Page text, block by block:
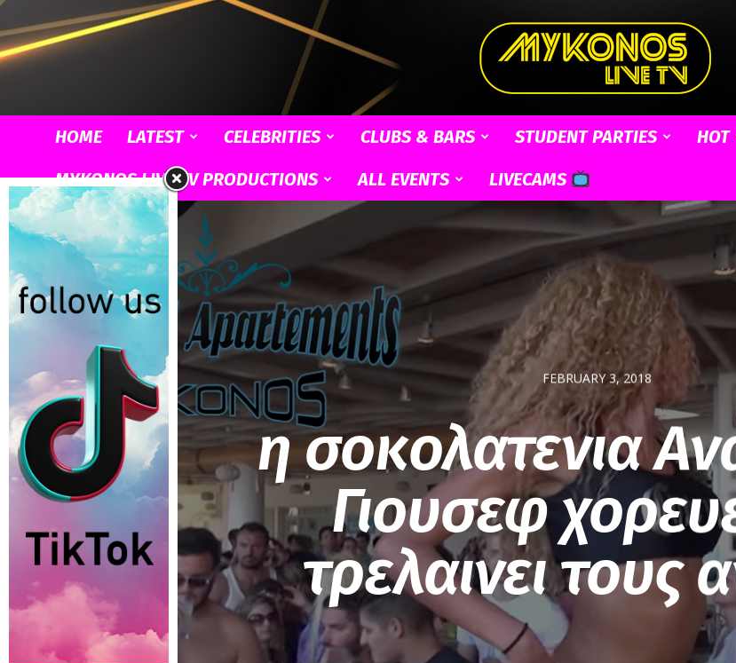
Live
TV
HOME LATEST CELEBRITIES CLUBS & BARS STUDENT PARTIES HOT
MYKONOS LIVE TV PRODUCTIONS
ALL EVENTS LIVECAMS
FEBRUARY 3, 2018
η σοκολατενια
Γιουσεφ
τρελαινει τους